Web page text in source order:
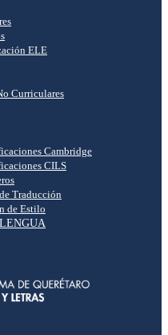
ELE
Curriculares
Cambridge
CILS
Traducción
de Estilo